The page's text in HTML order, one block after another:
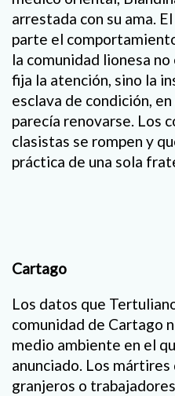
arrestada con su ama.
parte el
la comunidad lionesa
fija la atención, sino la
esclava de condición,
parecía renovarse. Los
clasistas se rompen y
práctica de una sola
Cartago
Los datos que
comunidad de Cartago
medio ambiente en el
anunciado. Los mártires
granjeros o